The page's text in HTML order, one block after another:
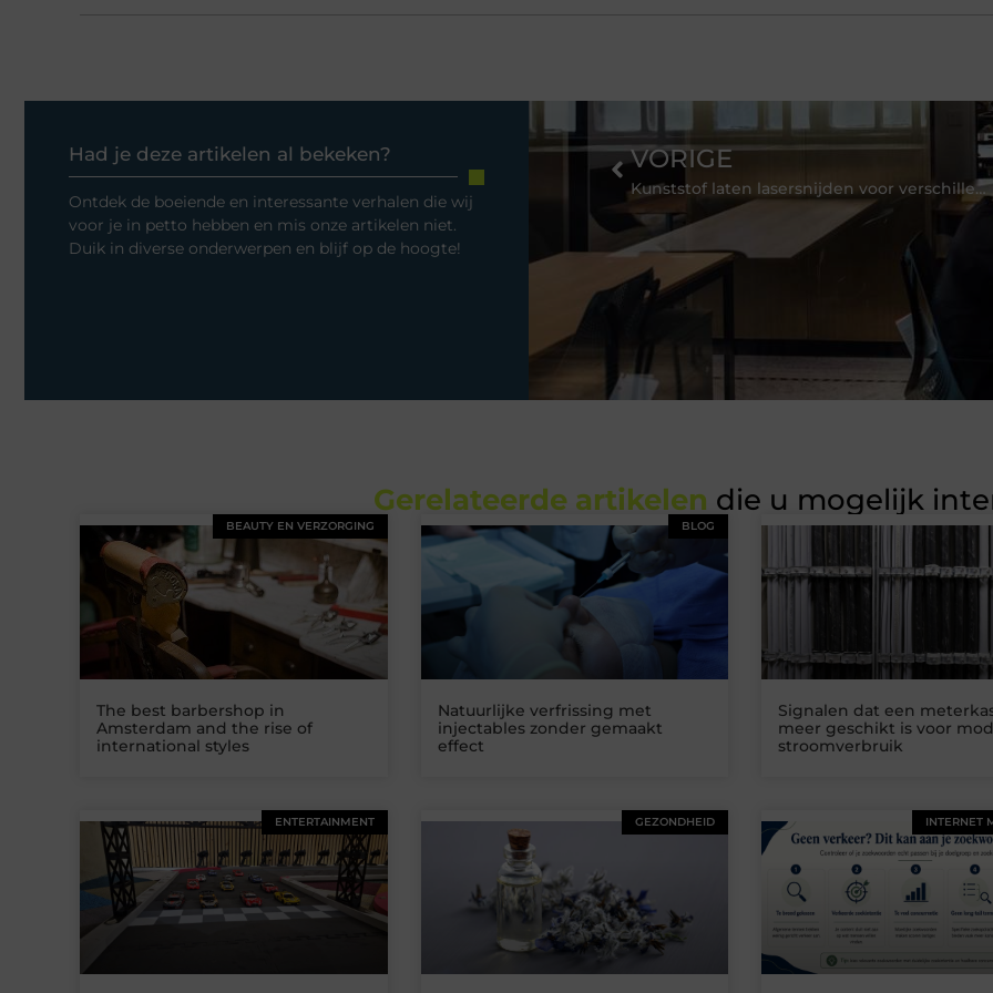
Had je deze artikelen al bekeken?
Ontdek de boeiende en interessante verhalen die wij
voor je in petto hebben en mis onze artikelen niet.
Duik in diverse onderwerpen en blijf op de hoogte!
VORIGE
Kunststof laten lasersnijden voor verschillende projecten is mogelijk bij dit bedrijf
Gerelateerde artikelen die u mogelijk
BEAUTY EN VERZORGING
The best barbershop in
Amsterdam and the rise of
international styles
BLOG
Natuurlijke verfrissing met
injectables zonder gemaakt
effect
Signalen dat een
meer geschikt is voor
stroomverbruik
ENTERTAINMENT GEZONDHEID INTERNET